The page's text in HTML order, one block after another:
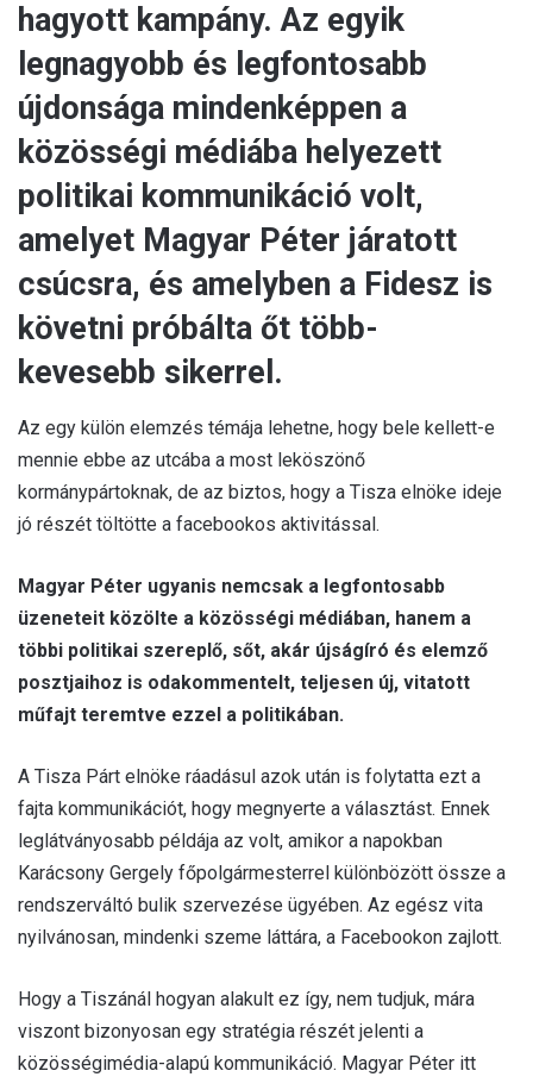
hagyott kampány. Az egyik
legnagyobb és legfontosabb
újdonsága mindenképpen a
közösségi médiába helyezett
politikai kommunikáció volt,
amelyet Magyar Péter járatott
csúcsra, és amelyben a Fidesz is
követni próbálta őt több-
kevesebb sikerrel.
Az egy külön elemzés témája lehetne, hogy bele kellett-e
mennie ebbe az utcába a most leköszönő
kormánypártoknak, de az biztos, hogy a Tisza elnöke ideje
jó részét töltötte a facebookos aktivitással.
Magyar Péter ugyanis nemcsak a legfontosabb
üzeneteit közölte a közösségi médiában, hanem a
többi politikai szereplő, sőt, akár újságíró és elemző
posztjaihoz is odakommentelt, teljesen új, vitatott
műfajt teremtve ezzel a politikában.
A Tisza Párt elnöke ráadásul azok után is folytatta ezt a
fajta kommunikációt, hogy megnyerte a választást. Ennek
leglátványosabb példája az volt, amikor a napokban
Karácsony Gergely főpolgármesterrel különbözött össze a
rendszerváltó bulik szervezése ügyében. Az egész vita
nyilvánosan, mindenki szeme láttára, a Facebookon zajlott.
Hogy a Tiszánál hogyan alakult ez így, nem tudjuk, mára
viszont bizonyosan egy stratégia részét jelenti a
közösségimédia-alapú kommunikáció. Magyar Péter itt